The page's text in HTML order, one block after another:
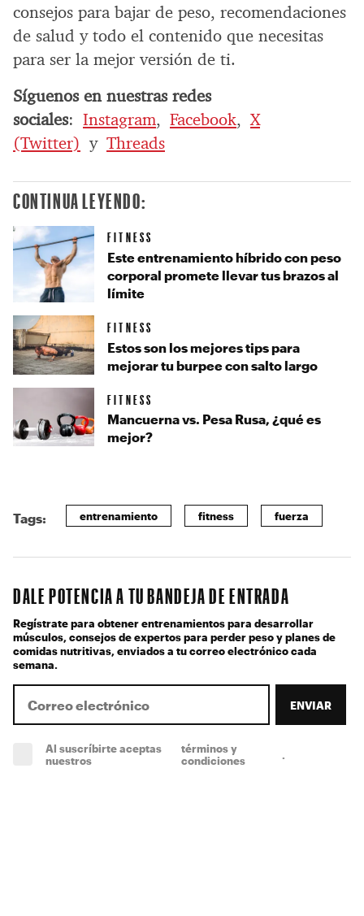
consejos para bajar de peso, recomendaciones
de salud y todo el contenido que necesitas
para ser la mejor versión de ti.
Síguenos en nuestras redes
sociales: Instagram, Facebook,X
(Twitter) y Threads
CONTINUA LEYENDO:
FITNESS
Este entrenamiento híbrido con peso
corporal promete llevar tus brazos al
límite
FITNESS
Estos son los mejores tips para
mejorar tu burpee con salto largo
FITNESS
Mancuerna vs. Pesa Rusa, ¿qué es
mejor?
Tags: entrenamiento fitness fuerza
DALE POTENCIA A TU BANDEJA DE ENTRADA
Regístrate para obtener entrenamientos para desarrollar
músculos, consejos de expertos para perder peso y planes de
comidas nutritivas, enviados a tu correo electrónico cada
semana.
ENVIAR
Al suscríbirte aceptas
nuestros
términos y
condiciones